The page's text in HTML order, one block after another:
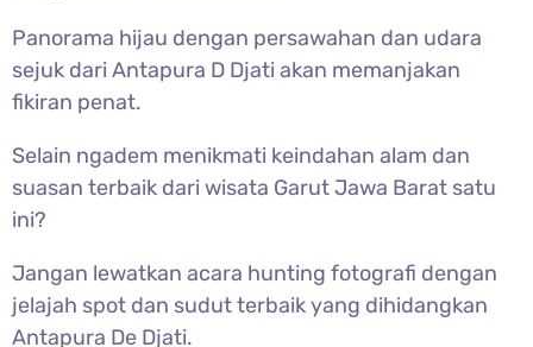
Panorama hijau dengan persawahan dan udara
sejuk dari Antapura D Djati akan memanjakan
fikiran penat.
Selain ngadem menikmati keindahan alam dan
suasan terbaik dari wisata Garut Jawa Barat satu
ini?
Jangan lewatkan acara hunting fotografi dengan
jelajah spot dan sudut terbaik yang dihidangkan
Antapura De Djati.